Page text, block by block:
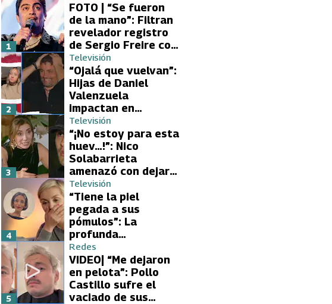
FOTO | “Se fueron
de la mano”: Filtran
revelador registro
de Sergio Freire con
supuesta nueva
conquista
1
Televisión
“Ojalá que vuelvan”:
Hijas de Daniel
Valenzuela
impactan en
Volverías con tu Ex
2 con directa
petición a su papá
sobre Yamila Reyna
2
Televisión
“¡No estoy para esta
huev…!”: Nico
Solabarrieta
amenazó con dejar
Volverías con tu Ex
tras encontrón con
Carmen Gloria
Arroyo
3
Televisión
“Tiene la piel
pegada a sus
pómulos”: La
profunda
preocupación de
Fran García-
Huidobro por la
extrema delgadez
de Kathy Orellana
4
Redes
VIDEO| “Me dejaron
en pelota”: Pollo
Castillo sufre el
vaciado de sus
5